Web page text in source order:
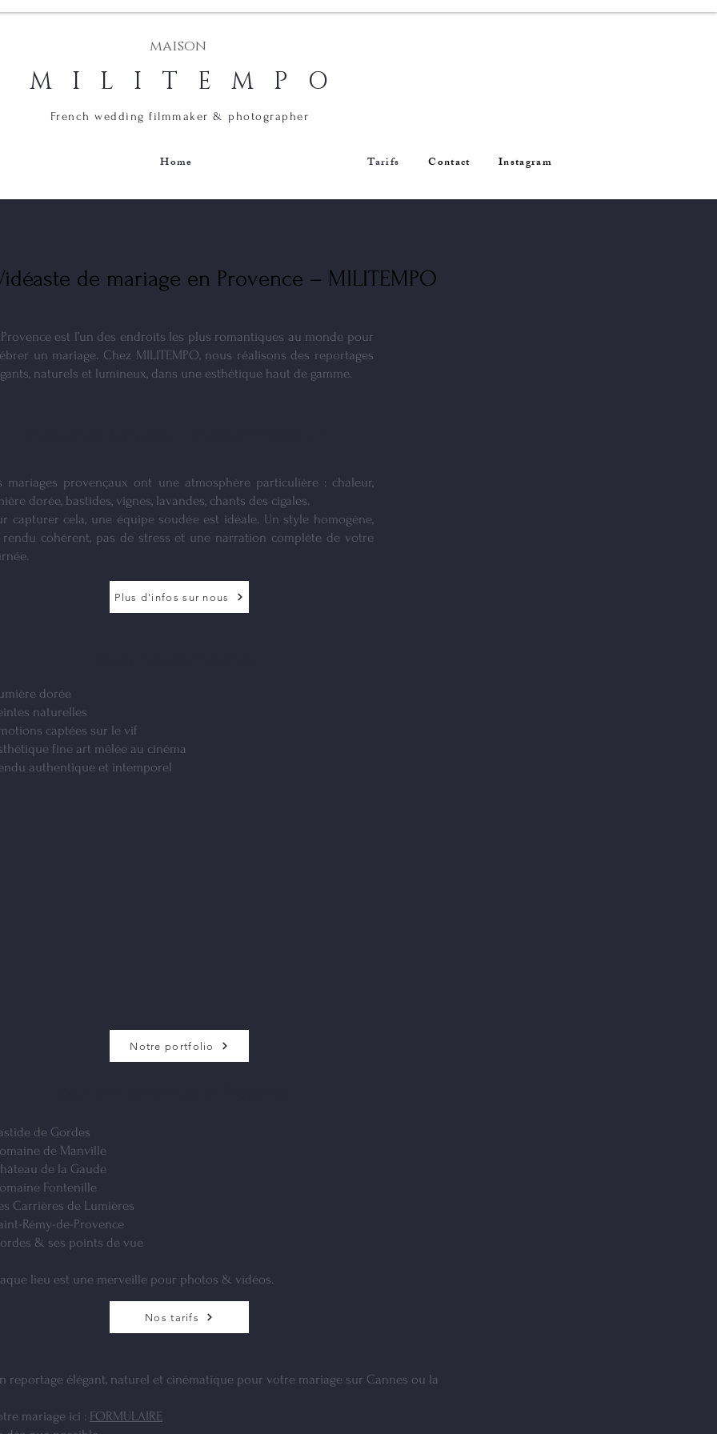
maison
M I L I T E M P O
French wedding filmmaker & photographer
Home Tarifs Contact Instagram
Notre portfolio
de Gordes
de Manville
de la Gaude
Fontenille
Carrières de Lumières
Rémy-de-Provence
& ses points de vue
lieu est une merveille pour photos & vidéos.
de mariage en Provence – MILITEMPO
est l’un des endroits les plus romantiques au monde pour
un mariage. Chez MILITEMPO, nous réalisons des reportages
naturels et lumineux, dans une esthétique haut de gamme.
mariages provençaux ont une atmosphère particulière : chaleur,
dorée, bastides, vignes, lavandes, chants des cigales.
capturer cela, une équipe soudée est idéale. Un style homogène,
rendu cohérent, pas de stress et une narration complète de votre
Plus d'infos sur nous
dorée
naturelles
captées sur le vif
fine art mêlée au cinéma
authentique et intemporel
Nos tarifs
reportage élégant, naturel et cinématique pour votre mariage sur Cannes ou la
mariage ici : FORMULAIRE